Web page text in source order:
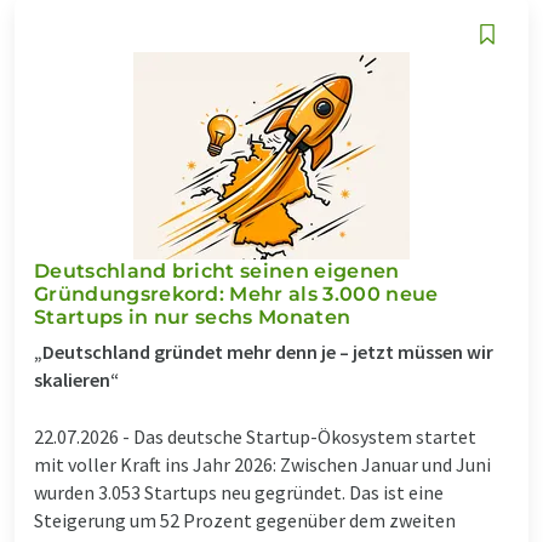
Deutschland bricht seinen eigenen
Gründungsrekord: Mehr als 3.000 neue
Startups in nur sechs Monaten
„Deutschland gründet mehr denn je – jetzt müssen wir
skalieren“
22.07.2026 - Das deutsche Startup-Ökosystem startet
mit voller Kraft ins Jahr 2026: Zwischen Januar und Juni
wurden 3.053 Startups neu gegründet. Das ist eine
Steigerung um 52 Prozent gegenüber dem zweiten